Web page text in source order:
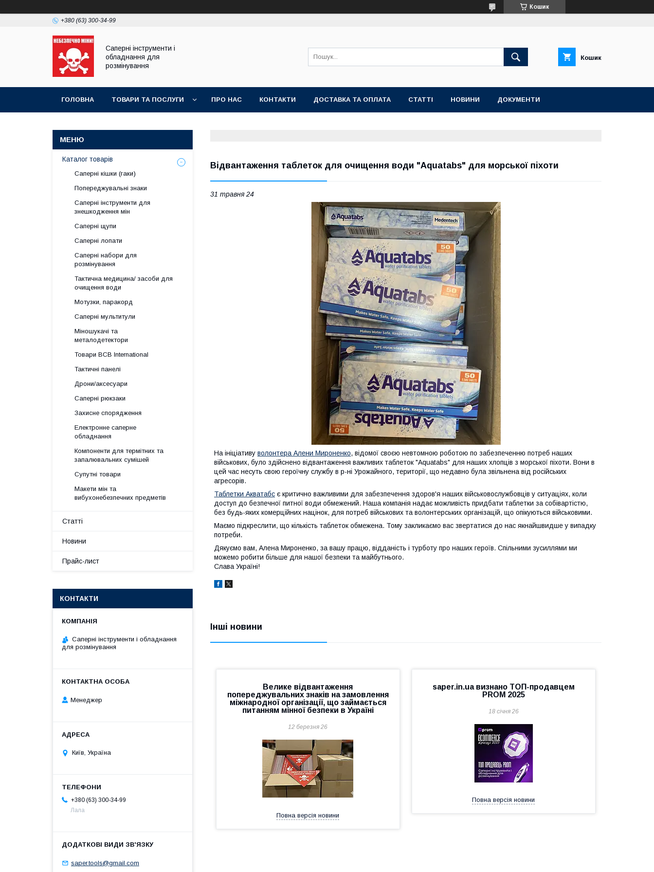
Кошик
+380 (63) 300-34-99
Саперні інструменти і
обладнання для
розмінування
Кошик
ГОЛОВНА ТОВАРИ ТА ПОСЛУГИ ПРО НАС КОНТАКТИ ДОСТАВКА ТА ОПЛАТА СТАТТІ НОВИНИ ДОКУМЕНТИ
Відвантаження таблеток для очищення води "Aquatabs" для морської піхоти
31 травня 24
На ініціативу волонтера Алени Мироненко, відомої своєю невтомною роботою по забезпеченню потреб наших
військових, було здійснено відвантаження важливих таблеток "Aquatabs" для наших хлопців з морської піхоти. Вони в
цей час несуть свою героїчну службу в р-ні Урожайного, території, що недавно була звільнена від російських
агресорів.
Таблетки Акватабс є критично важливими для забезпечення здоров'я наших військовослужбовців у ситуаціях, коли
доступ до безпечної питної води обмежений. Наша компанія надає можливість придбати таблетки за собівартістю,
без будь-яких комерційних націнок, для потреб військових та волонтерських організацій, що опікуються військовими.
Маємо підкреслити, що кількість таблеток обмежена. Тому закликаємо вас звертатися до нас якнайшвидше у випадку
потреби.
Дякуємо вам, Алена Мироненко, за вашу працю, відданість і турботу про наших героїв. Спільними зусиллями ми
можемо робити більше для нашої безпеки та майбутнього.
Слава Україні!
Інші новини
Велике відвантаження
попереджувальних знаків на замовлення
міжнародної організації, що займається
питанням мінної безпеки в Україні
12 березня 26
Повна версія новини
saper.in.ua визнано ТОП-продавцем
PROM 2025
18 січня 26
Повна версія новини
Каталог товарів
Саперні кішки (гаки)
Попереджувальні знаки
Саперні інструменти для
знешкодження мін
Саперні щупи
Саперні лопати
Саперні набори для
розмінування
Тактична медицина/ засоби для
очищення води
Мотузки, паракорд
Саперні мультитули
Міношукачі та
металодетектори
Товари BCB International
Тактичні панелі
Дрони/аксесуари
Саперні рюкзаки
Захисне спорядження
Електронне саперне
обладнання
Компоненти для термітних та
запалювальних сумішей
Супутні товари
Макети мін та
вибухонебезпечних предметів
Статті
Новини
Прайс-лист
КОНТАКТИ
Саперні інструменти і обладнання
для розмінування
Менеджер
Київ, Україна
+380 (63) 300-34-99
Лала
saper.tools@gmail.com